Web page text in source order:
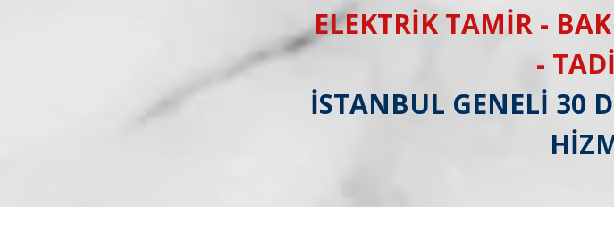
ELEKTRİK TAMİR -
-
İSTANBUL GENELİ 30